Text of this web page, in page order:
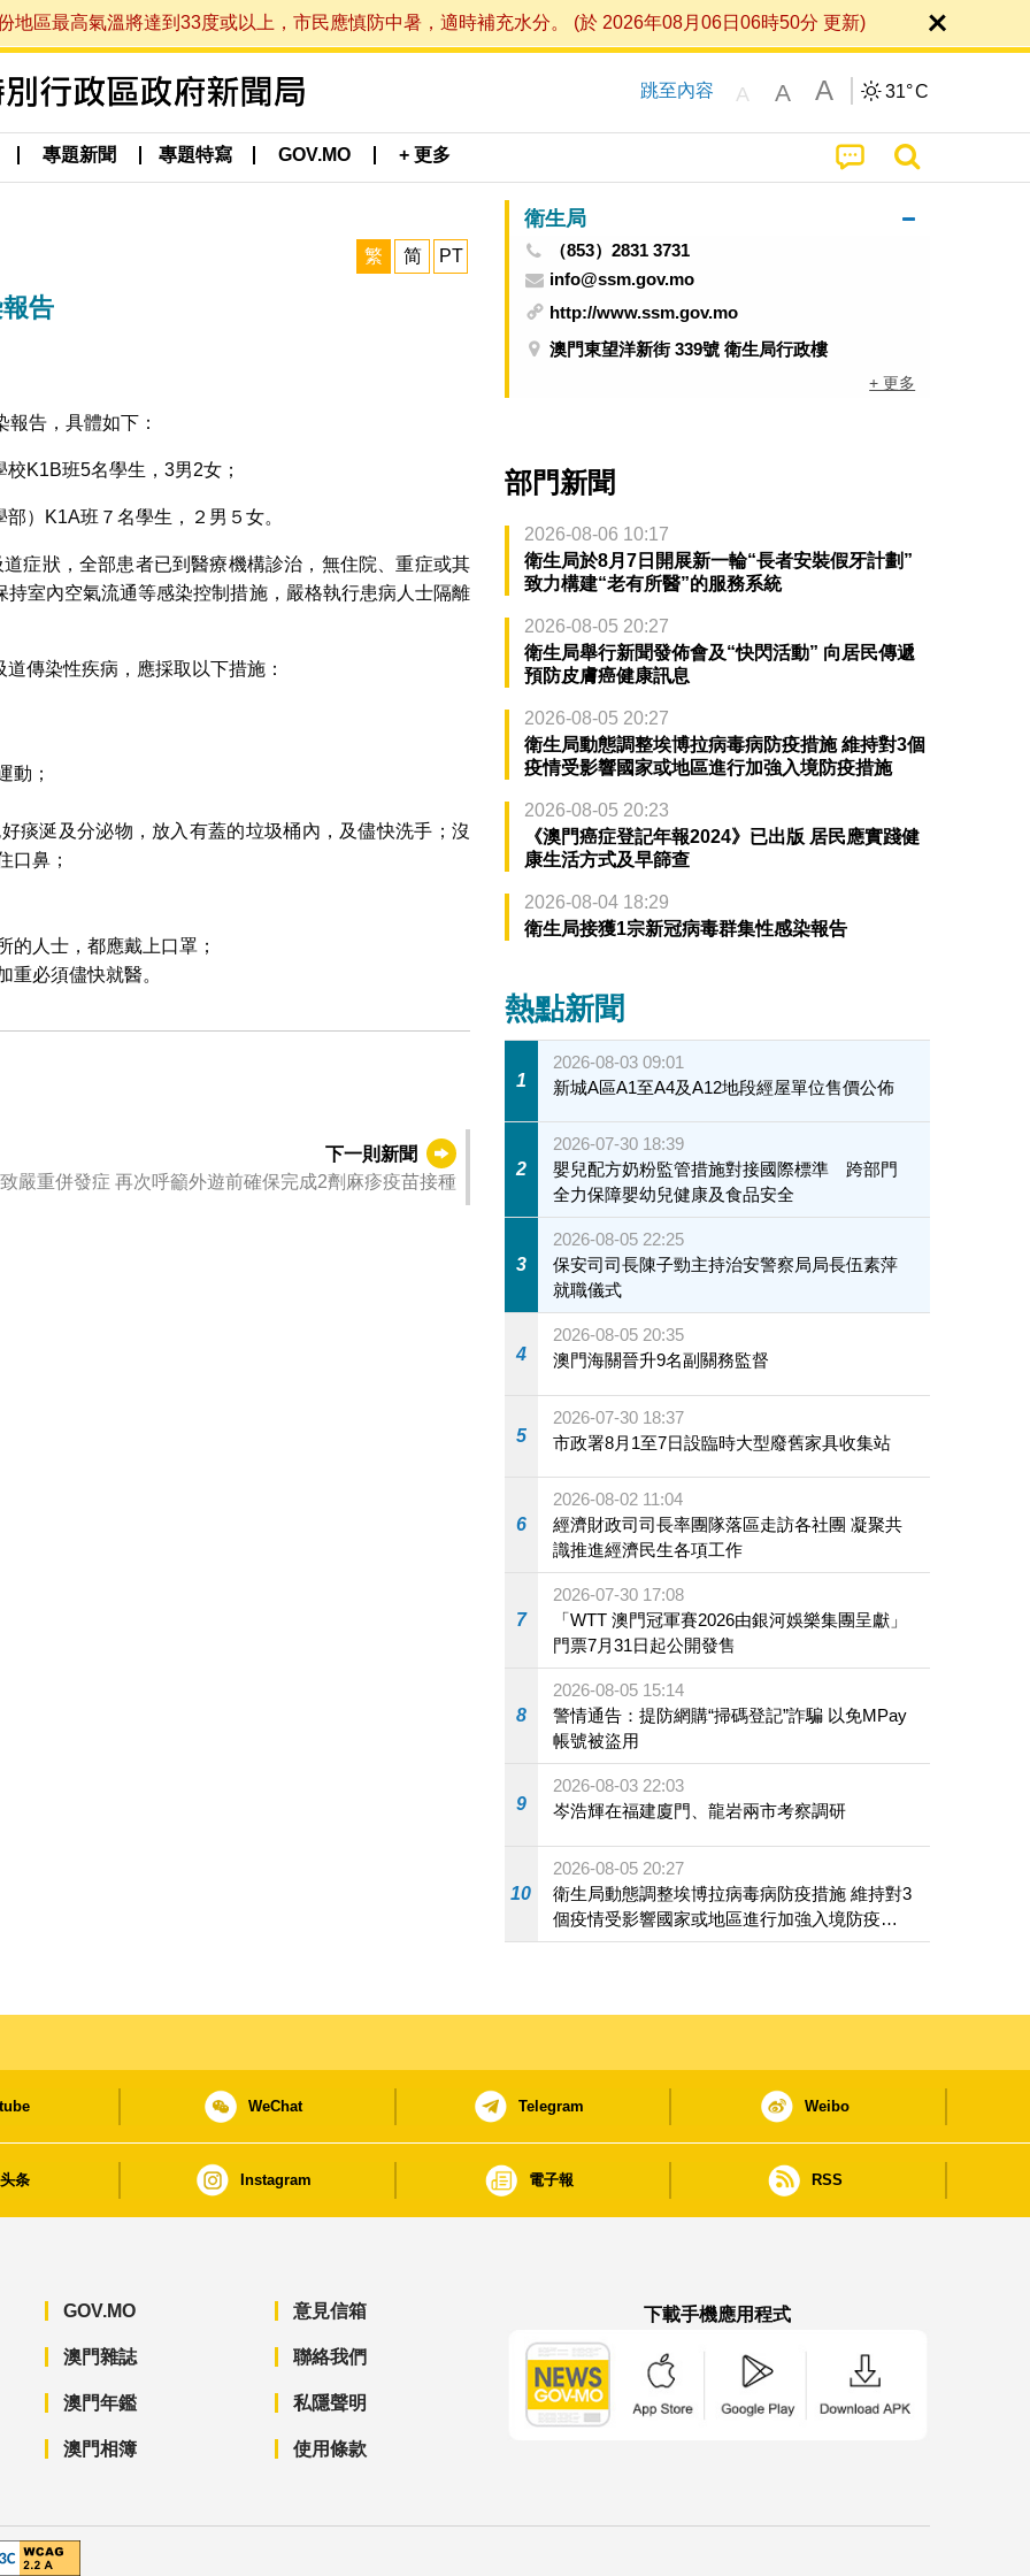
地區最高氣溫將達到33度或以上，市民應慎防中暑，適時補充水分。 (於 2026年08月06日06時50分 更新)
跳至內容 A A A 31°C
專題新聞 專題特寫 GOV.MO + 更多
繁 简 PT
告
告，具體如下：
K1B班5名學生，3男2女；
）K1A班７名學生，２男５女。
症狀，全部患者已到醫療機構診治，無住院、重症或其
室內空氣流通等感染控制措施，嚴格執行患病人士隔離
傳染性疾病，應採取以下措施：
動；
痰涎及分泌物，放入有蓋的垃圾桶內，及儘快洗手；沒
口鼻；
的人士，都應戴上口罩；
重必須儘快就醫。
下一則新聞
嚴重併發症 再次呼籲外遊前確保完成2劑麻疹疫苗接種
衛生局
（853）2831 3731
info@ssm.gov.mo
http://www.ssm.gov.mo
澳門東望洋新街 339號 衛生局行政樓
+ 更多
部門新聞
2026-08-06 10:17
衛生局於8月7日開展新一輪“長者安裝假牙計劃”
致力構建“老有所醫”的服務系統
2026-08-05 20:27
衛生局舉行新聞發佈會及“快閃活動” 向居民傳遞
預防皮膚癌健康訊息
2026-08-05 20:27
衛生局動態調整埃博拉病毒病防疫措施 維持對3個
疫情受影響國家或地區進行加強入境防疫措施
2026-08-05 20:23
《澳門癌症登記年報2024》已出版 居民應實踐健
康生活方式及早篩查
2026-08-04 18:29
衛生局接獲1宗新冠病毒群集性感染報告
熱點新聞
1
2026-08-03 09:01
新城A區A1至A4及A12地段經屋單位售價公佈
2
2026-07-30 18:39
嬰兒配方奶粉監管措施對接國際標準 跨部門
全力保障嬰幼兒健康及食品安全
3
2026-08-05 22:25
保安司司長陳子勁主持治安警察局局長伍素萍
就職儀式
4
2026-08-05 20:35
澳門海關晉升9名副關務監督
5
2026-07-30 18:37
市政署8月1至7日設臨時大型廢舊家具收集站
6
2026-08-02 11:04
經濟財政司司長率團隊落區走訪各社團 凝聚共
識推進經濟民生各項工作
7
2026-07-30 17:08
「WTT 澳門冠軍賽2026由銀河娛樂集團呈獻」
門票7月31日起公開發售
8
2026-08-05 15:14
警情通告：提防網購“掃碼登記”詐騙 以免MPay
帳號被盜用
9
2026-08-03 22:03
岑浩輝在福建廈門、龍岩兩市考察調研
10
2026-08-05 20:27
衛生局動態調整埃博拉病毒病防疫措施 維持對3
個疫情受影響國家或地區進行加強入境防疫措
施
WeChat Telegram Weibo
条 Instagram 電子報 RSS
GOV.MO
澳門雜誌
澳門年鑑
澳門相簿
意見信箱
聯絡我們
私隱聲明
使用條款
下載手機應用程式